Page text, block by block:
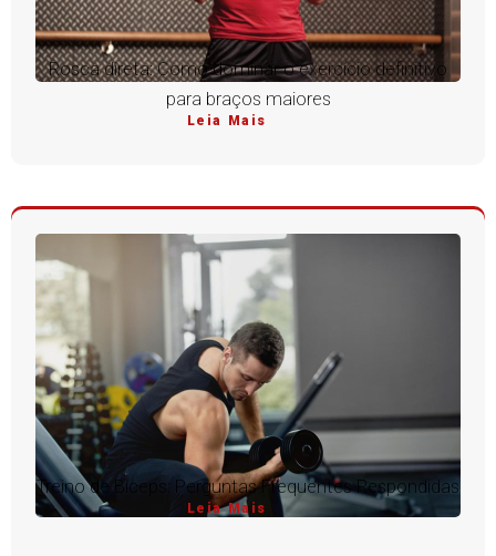
Rosca direta: Como dominar o exercício definitivo
para braços maiores
Leia Mais
Treino de Bíceps: Perguntas Frequentes Respondidas
Leia Mais